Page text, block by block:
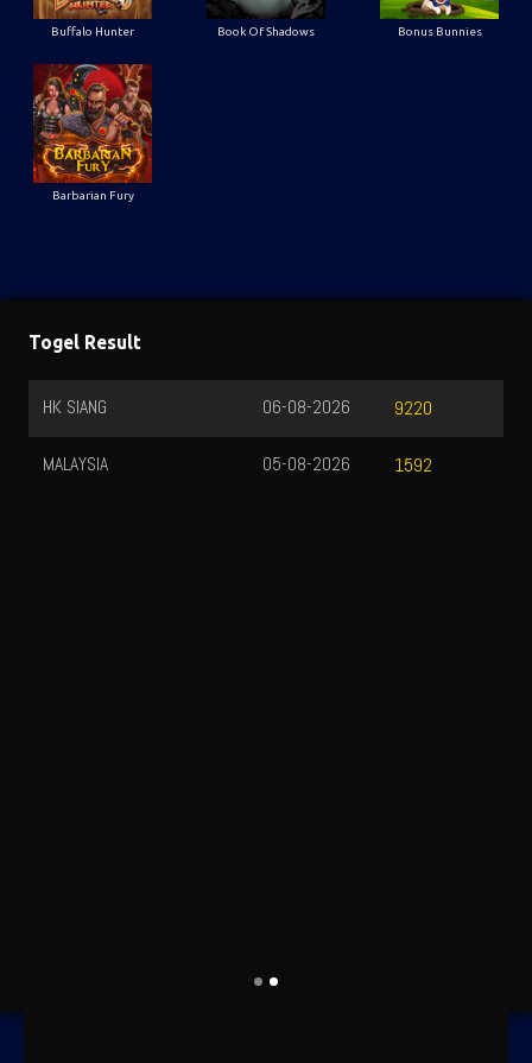
Buffalo Hunter Book Of Shadows Bonus Bunnies
Barbarian Fury
Togel Result
HK SIANG 9220
06-08-2026
MALAYSIA 1592
05-08-2026